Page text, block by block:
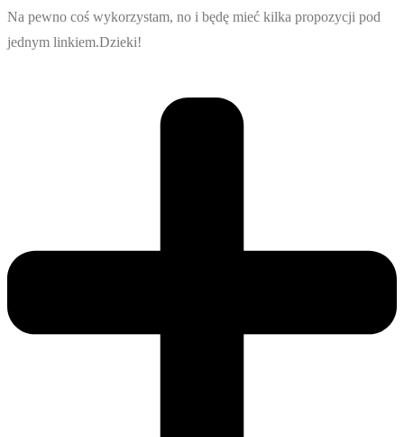
Na pewno coś wykorzystam, no i będę mieć kilka propozycji pod
jednym linkiem.Dzieki!